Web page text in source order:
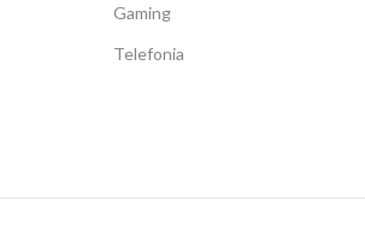
Gaming
Telefonia